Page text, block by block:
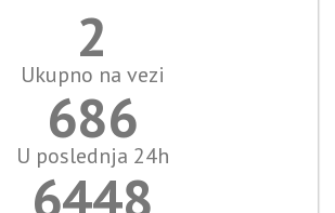
2
Ukupno na vezi
792
U poslednja 24h
7440